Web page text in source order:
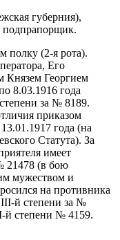
губерния),
подпрапорщик.
полку (2-я рота).
Его
Князем Георгием
8.03.1916 года
за № 8189.
приказом
года (на
Статута). За
имеет
21478 (в бою
мужеством и
на противника
й степени за №
й степени № 4159.